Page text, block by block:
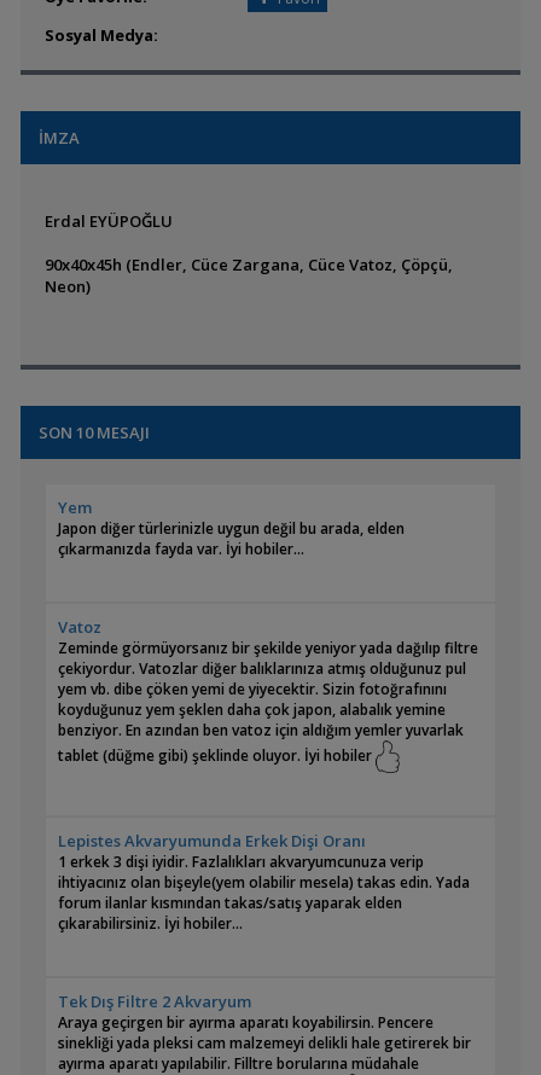
Sosyal Medya:
İMZA
Erdal EYÜPOĞLU
90x40x45h (Endler, Cüce Zargana, Cüce Vatoz, Çöpçü,
Neon)
SON 10 MESAJI
Yem
Japon diğer türlerinizle uygun değil bu arada, elden
çıkarmanızda fayda var. İyi hobiler...
Vatoz
Zeminde görmüyorsanız bir şekilde yeniyor yada dağılıp filtre
çekiyordur. Vatozlar diğer balıklarınıza atmış olduğunuz pul
yem vb. dibe çöken yemi de yiyecektir. Sizin fotoğrafınını
koyduğunuz yem şeklen daha çok japon, alabalık yemine
benziyor. En azından ben vatoz için aldığım yemler yuvarlak
tablet (düğme gibi) şeklinde oluyor. İyi hobiler
Lepistes Akvaryumunda Erkek Dişi Oranı
1 erkek 3 dişi iyidir. Fazlalıkları akvaryumcunuza verip
ihtiyacınız olan bişeyle(yem olabilir mesela) takas edin. Yada
forum ilanlar kısmından takas/satış yaparak elden
çıkarabilirsiniz. İyi hobiler...
Tek Dış Filtre 2 Akvaryum
Araya geçirgen bir ayırma aparatı koyabilirsin. Pencere
sinekliği yada pleksi cam malzemeyi delikli hale getirerek bir
ayırma aparatı yapılabilir. Filltre borularına müdahale